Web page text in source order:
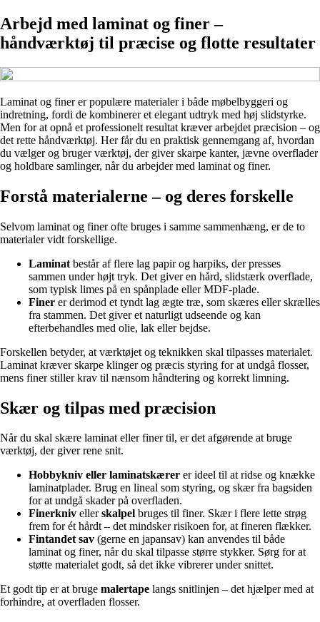
Arbejd med laminat og finer –
håndværktøj til præcise og flotte resultater
Laminat og finer er populære materialer i både møbelbyggeri og
indretning, fordi de kombinerer et elegant udtryk med høj slidstyrke.
Men for at opnå et professionelt resultat kræver arbejdet præcision – og
det rette håndværktøj. Her får du en praktisk gennemgang af, hvordan
du vælger og bruger værktøj, der giver skarpe kanter, jævne overflader
og holdbare samlinger, når du arbejder med laminat og finer.
Forstå materialerne – og deres forskelle
Selvom laminat og finer ofte bruges i samme sammenhæng, er de to
materialer vidt forskellige.
Laminat består af flere lag papir og harpiks, der presses
sammen under højt tryk. Det giver en hård, slidstærk overflade,
som typisk limes på en spånplade eller MDF-plade.
Finer er derimod et tyndt lag ægte træ, som skæres eller skrælles
fra stammen. Det giver et naturligt udseende og kan
efterbehandles med olie, lak eller bejdse.
Forskellen betyder, at værktøjet og teknikken skal tilpasses materialet.
Laminat kræver skarpe klinger og præcis styring for at undgå flosser,
mens finer stiller krav til nænsom håndtering og korrekt limning.
Skær og tilpas med præcision
Når du skal skære laminat eller finer til, er det afgørende at bruge
værktøj, der giver rene snit.
Hobbykniv eller laminatskærer er ideel til at ridse og knække
laminatplader. Brug en lineal som styring, og skær fra bagsiden
for at undgå skader på overfladen.
Finerkniv ellerskalpel bruges til finer. Skær i flere lette strøg
frem for ét hårdt – det mindsker risikoen for, at fineren flækker.
Fintandet sav (gerne en japansav) kan anvendes til både
laminat og finer, når du skal tilpasse større stykker. Sørg for at
støtte materialet godt, så det ikke vibrerer under snittet.
Et godt tip er at bruge malertape langs snitlinjen – det hjælper med at
forhindre, at overfladen flosser.